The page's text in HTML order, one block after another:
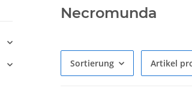
Necromunda
Sortierung Artikel